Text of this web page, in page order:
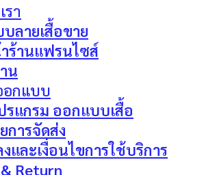
า
ลายเสื้อขาย
ร้านแฟรนไซส์
น
กแบบ
รแกรม ออกแบบเสื้อ
การจัดส่ง
และเงื่อนไขการใช้บริการ
Return